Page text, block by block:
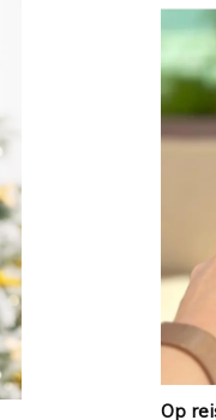
Op